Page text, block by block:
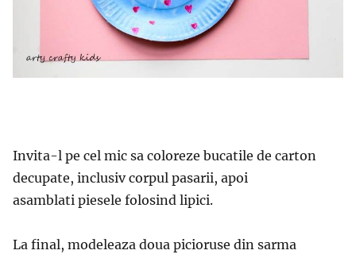
Invita-l pe cel mic sa coloreze bucatile de carton
decupate, inclusiv corpul pasarii, apoi
asamblati piesele folosind lipici.
La final, modeleaza doua picioruse din sarma